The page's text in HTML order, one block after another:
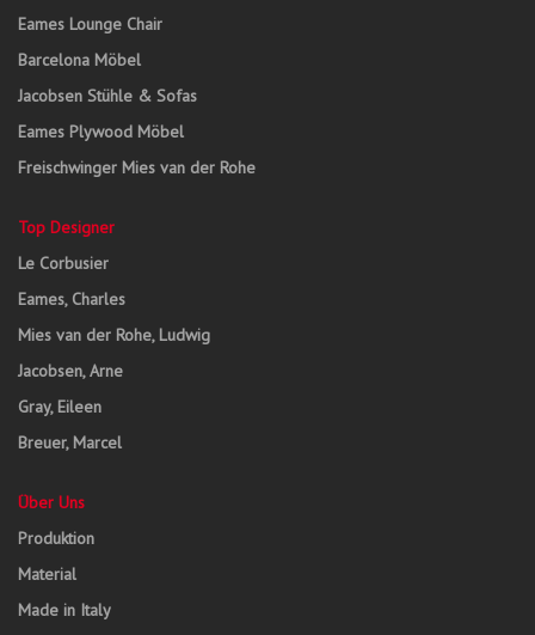
Eames Lounge Chair
Barcelona Möbel
Jacobsen Stühle & Sofas
Eames Plywood Möbel
Freischwinger Mies van der Rohe
Top Designer
Le Corbusier
Eames, Charles
Mies van der Rohe, Ludwig
Jacobsen, Arne
Gray, Eileen
Breuer, Marcel
Über Uns
Produktion
Material
Made in Italy